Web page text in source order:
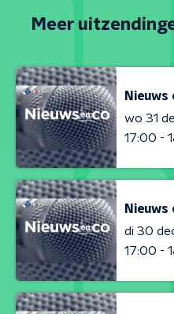
Meer
Nieuws
wo 31
17:00 -
Nieuws
di 30
17:00 -